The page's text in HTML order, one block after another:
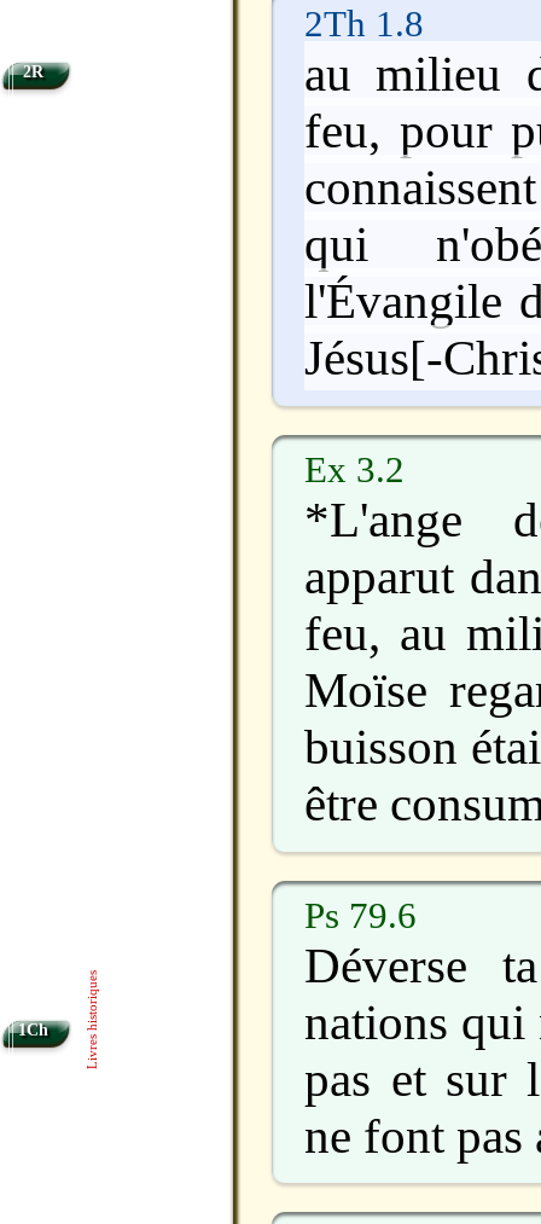
2Th 1.8
au milieu
feu, pour
qui
l'Évangile
Jésus[-
Ex 3.2
*L'ange
apparut
feu, au
Moïse
buisson
être
Ps 79.6
Déverse
nations qui
pas et sur
ne font
2R
1Ch Livres historiques